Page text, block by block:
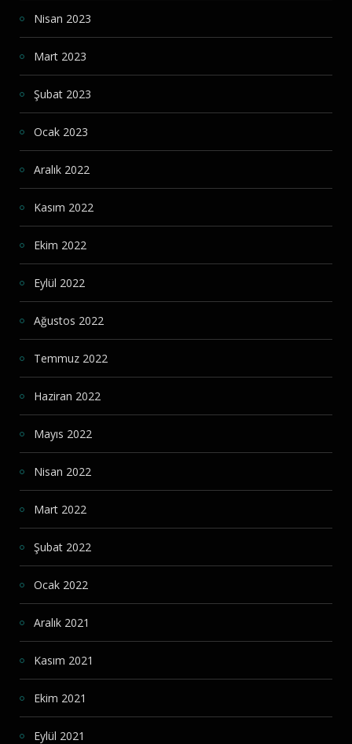
Nisan 2023
Mart 2023
Şubat 2023
Ocak 2023
Aralık 2022
Kasım 2022
Ekim 2022
Eylül 2022
Ağustos 2022
Temmuz 2022
Haziran 2022
Mayıs 2022
Nisan 2022
Mart 2022
Şubat 2022
Ocak 2022
Aralık 2021
Kasım 2021
Ekim 2021
Eylül 2021